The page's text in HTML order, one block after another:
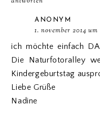
ANONYM
1. november 2014 um
ich möchte einfach
Die Naturfotoralley
Kindergeburtstag
Liebe Grüße
Nadine